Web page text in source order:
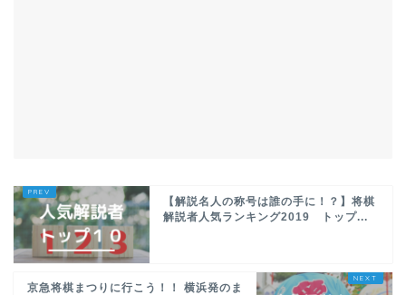
【解説名人の称号は誰の手に！？】将棋
解説者人気ランキング2019 トップ...
京急将棋まつりに行こう！！ 横浜発のま